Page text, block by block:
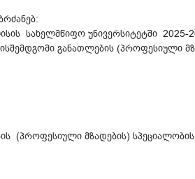
სახელმწიფო უნივერსიტეტში
განათლების (პროფესიული
მზადების)